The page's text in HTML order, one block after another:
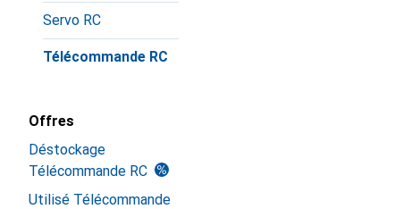
Servo RC
Télécommande RC
Offres
Déstockage
Télécommande RC
Utilisé Télécommande